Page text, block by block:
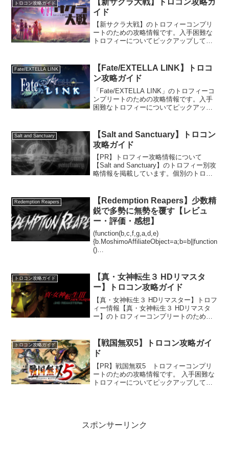
トロコン攻略ガイド
【新サクラ大戦】トロコン攻略ガ
イド
【新サクラ大戦】のトロフィーコンプリ
ートのための攻略情報です。入手困難な
トロフィーについてピックアップして攻
異なる可能性があります。【ゲームタイ
トル】 トロフィー一覧...
Fate/EXTELLA LINK
【Fate/EXTELLA LINK】トロコ
ン攻略ガイド
「Fate/EXTELLA LINK」のトロフィーコ
ンプリートのための攻略情報です。入手
困難なトロフィーについてピックアップ
情報が異なる可能性があります。
Fate/E...
Salt and Sanctuary
【Salt and Sanctuary】トロコン
攻略ガイド
【PR】トロフィー攻略情報について
【Salt and Sanctuary】のトロフィー別攻
略情報を掲載しています。個別のトロフ
トロコン目指してプレイされる方は「プ
レイ方...
Redemption Reapers
【Redemption Reapers】少数精
鋭で多勢に無勢を覆す【レビュ
ー・評価・感想】
(function(b,c,f,g,a,d,e)
{b.MoshimoAffiliateObject=a;b=b||function
()
トロコン攻略ガイド
【真・女神転生３ HDリマスタ
ー】トロコン攻略ガイド
【真・女神転生３ HDリマスター】トロフ
ィー情報【真・女神転生３ HDリマスタ
ー】のトロフィーコンプリートのための
イ方針についてまとめています。トロフ
ィー一覧 グレード...
トロコン攻略ガイド
【戦国無双5】トロコン攻略ガイ
ド
【PR】戦国無双5 トロフィーコンプリ
ートのための攻略情報です。 入手困難な
トロフィーについてピックアップして攻
スポンサーリンク